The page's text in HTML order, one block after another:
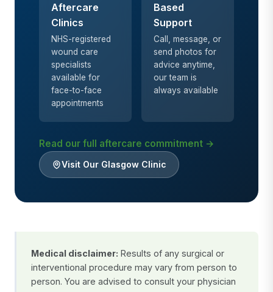
Aftercare
Clinics
NHS-registered
wound care
specialists
available for
face-to-face
appointments
Based
Support
Call, message, or
send photos for
advice anytime,
our team is
always available
Read our full aftercare commitment →
Visit Our Glasgow Clinic
Medical disclaimer: Results of any surgical or
interventional procedure may vary from person to
person. You are advised to consult your physician